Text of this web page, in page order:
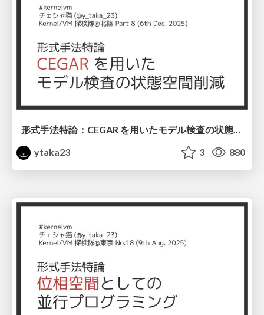
形式手法特論：CEGAR を用いたモデル検査の状態空間削減 #kernelvm / Kernel VM Study Hokuriku Part 8
ytaka23
3 880